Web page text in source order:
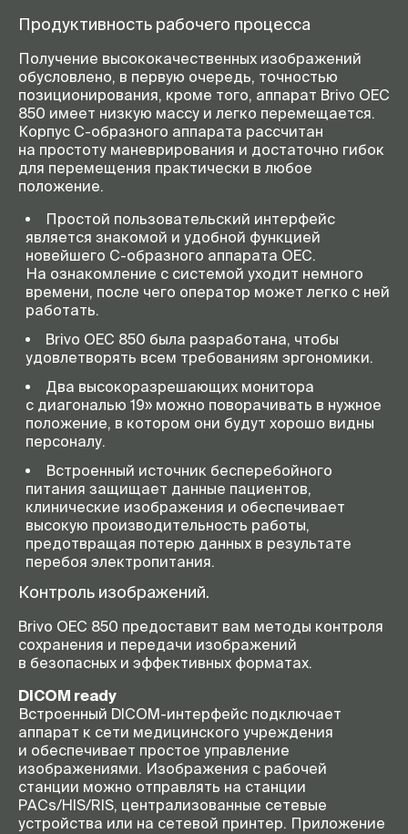
Продуктивность рабочего процесса
Получение высококачественных изображений
обусловлено, в первую очередь, точностью
позиционирования, кроме того, аппарат Brivo OEC
850 имеет низкую массу и легко перемещается.
Корпус С-образного аппарата рассчитан
на простоту маневрирования и достаточно гибок
для перемещения практически в любое
положение.
Простой пользовательский интерфейс
является знакомой и удобной функцией
новейшего С-образного аппарата OEC.
На ознакомление с системой уходит немного
времени, после чего оператор может легко с ней
работать.
Brivo OEC 850 была разработана, чтобы
удовлетворять всем требованиям эргономики.
Два высокоразрешающих монитора
с диагональю 19» можно поворачивать в нужное
положение, в котором они будут хорошо видны
персоналу.
Встроенный источник бесперебойного
питания защищает данные пациентов,
клинические изображения и обеспечивает
высокую производительность работы,
предотвращая потерю данных в результате
перебоя электропитания.
Контроль изображений.
Brivo OEC 850 предоставит вам методы контроля
сохранения и передачи изображений
в безопасных и эффективных форматах.
DICOM ready
Встроенный DICOM-интерфейс подключает
аппарат к сети медицинского учреждения
и обеспечивает простое управление
изображениями. Изображения с рабочей
станции можно отправлять на станции
PACs/HIS/RIS, централизованные сетевые
устройства или на сетевой принтер. Приложение